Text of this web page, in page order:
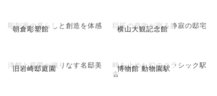
朝倉彫塑館
彫刻家の暮らしと創造を体感 横山大観記念館
巨匠の息吹が宿る静寂の邸宅
旧岩崎邸庭園
洋館と庭園が織りなす名邸美 博物館 動物園駅
時を止めた幻のクラシック駅
舎